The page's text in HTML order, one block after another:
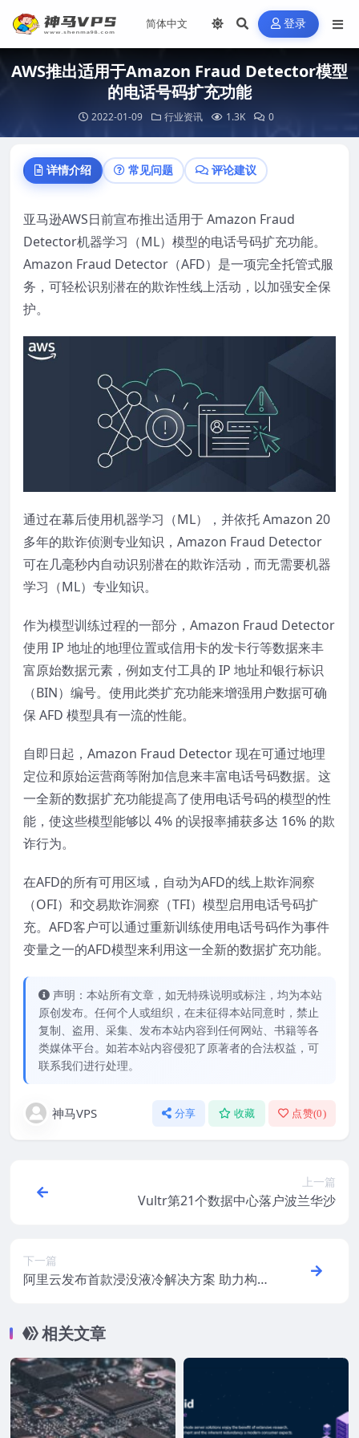
登录
AWS推出适用于Amazon Fraud Detector模型
的电话号码扩充功能
2022-01-09 行业资讯 1.3K 0
详情介绍 常见问题 评论建议
亚马逊AWS日前宣布推出适用于 Amazon Fraud
Detector机器学习（ML）模型的电话号码扩充功能。
Amazon Fraud Detector（AFD）是一项完全托管式服
务，可轻松识别潜在的欺诈性线上活动，以加强安全保
护。
通过在幕后使用机器学习（ML），并依托 Amazon 20
多年的欺诈侦测专业知识，Amazon Fraud Detector
可在几毫秒内自动识别潜在的欺诈活动，而无需要机器
学习（ML）专业知识。
作为模型训练过程的一部分，Amazon Fraud Detector
使用 IP 地址的地理位置或信用卡的发卡行等数据来丰
富原始数据元素，例如支付工具的 IP 地址和银行标识
（BIN）编号。使用此类扩充功能来增强用户数据可确
保 AFD 模型具有一流的性能。
自即日起，Amazon Fraud Detector 现在可通过地理
定位和原始运营商等附加信息来丰富电话号码数据。这
一全新的数据扩充功能提高了使用电话号码的模型的性
能，使这些模型能够以 4% 的误报率捕获多达 16% 的欺
诈行为。
在AFD的所有可用区域，自动为AFD的线上欺诈洞察
（OFI）和交易欺诈洞察（TFI）模型启用电话号码扩
充。AFD客户可以通过重新训练使用电话号码作为事件
变量之一的AFD模型来利用这一全新的数据扩充功能。
声明：本站所有文章，如无特殊说明或标注，均为本站
原创发布。任何个人或组织，在未征得本站同意时，禁止
复制、盗用、采集、发布本站内容到任何网站、书籍等各
类媒体平台。如若本站内容侵犯了原著者的合法权益，可
联系我们进行处理。
神马VPS 分享 收藏 点赞(0)
上一篇
Vultr第21个数据中心落户波兰华沙
下一篇
阿里云发布首款浸没液冷解决方案 助力构建
相关文章